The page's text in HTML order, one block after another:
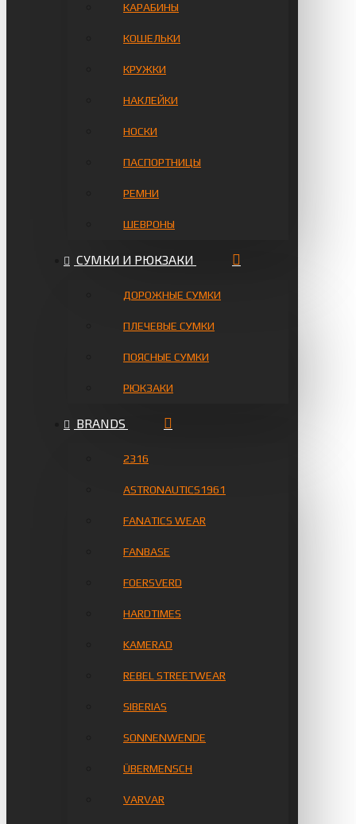
КАРАБИНЫ
КОШЕЛЬКИ
КРУЖКИ
НАКЛЕЙКИ
НОСКИ
ПАСПОРТНИЦЫ
РЕМНИ
ШЕВРОНЫ
СУМКИ И РЮКЗАКИ
ДОРОЖНЫЕ СУМКИ
ПЛЕЧЕВЫЕ СУМКИ
ПОЯСНЫЕ СУМКИ
РЮКЗАКИ
BRANDS
2316
ASTRONAUTICS1961
FANATICS WEAR
FANBASE
FOERSVERD
HARDTIMES
KAMERAD
REBEL STREETWEAR
SIBERIAS
SONNENWENDE
ÜBERMENSCH
VARVAR